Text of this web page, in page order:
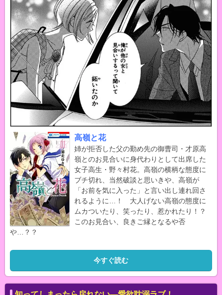
高嶺と花
姉が拒否した父の勤め先の御曹司・才原高
嶺とのお見合いに身代わりとして出席した
女子高生・野々村花。高嶺の横柄な態度に
ブチ切れ、当然破談と思いきや、高嶺が
「お前を気に入った」と言い出し連れ回さ
れるように…！ 大人げない高嶺の態度に
ムカついたり、笑ったり、惹かれたり！？
このお見合い、良きご縁となるや否
や…？？
今すぐ読む